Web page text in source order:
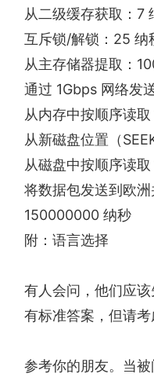
从二级缓存获取：7
互斥锁/解锁：25 纳
从主存储器提取：
通过 1Gbps 网络发
从内存中按顺序读
从新磁盘位置（
从磁盘中按顺序读
将数据包发送到欧
150000000 纳秒
附：语言选择
有人会问，他们应
有标准答案，但请考
参考你的朋友。当